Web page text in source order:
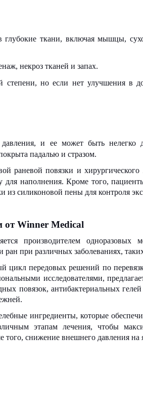
ткани, включая мышцы,
некроз тканей и запах.
но если нет улучшения в
и ее может быть нелегко
падалью и стразом.
раневой повязки и хирургического
наполнения. Кроме того,
из силиконовой пены для контроля
от Winner Medical
производителем одноразовых
при различных заболеваниях,
цикл передовых решений по
исследователями,
повязок, антибактериальных
ингредиенты, которые
этапам лечения, чтобы
снижение внешнего давления на